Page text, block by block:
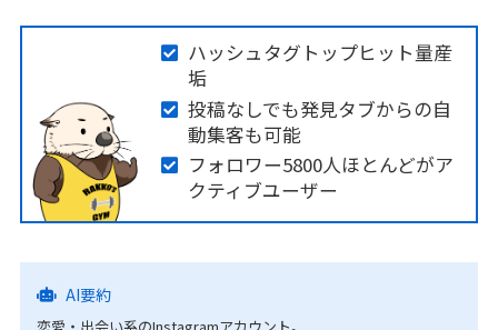
ハッシュタグトップヒット量産
垢
投稿なしでも発見タブからの自
動集客も可能
フォロワー5800人ほとんどがア
クティブユーザー
AI要約